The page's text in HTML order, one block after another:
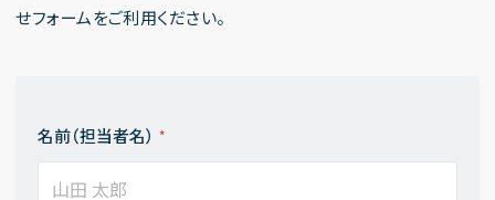
せフォームをご利用ください。
名前（担当者名） *